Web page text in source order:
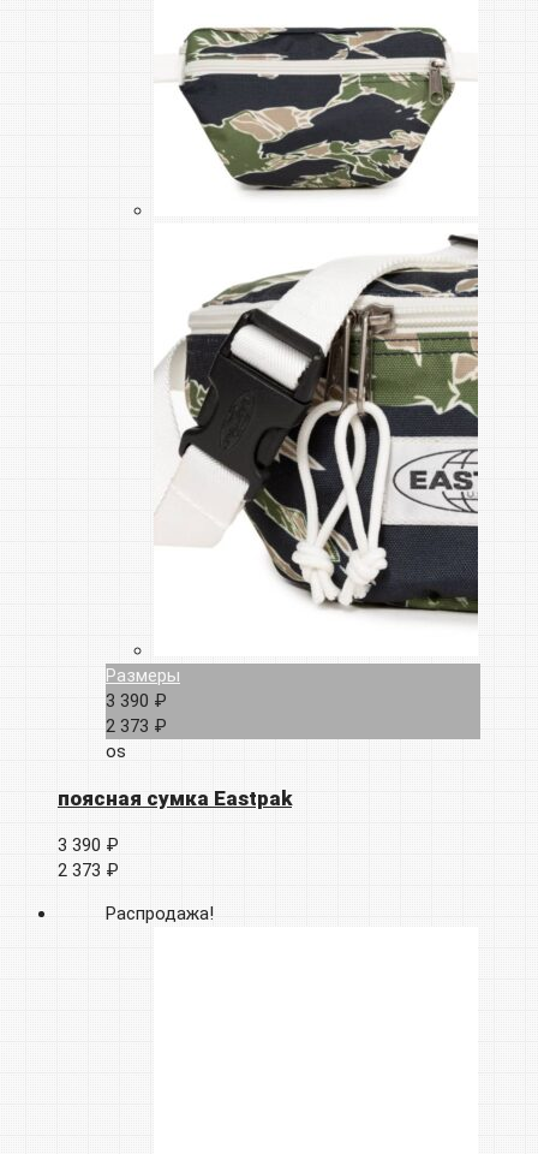
Размеры
3 390 ₽
2 373 ₽
os
поясная сумка Eastpak
3 390 ₽
2 373 ₽
Распродажа!